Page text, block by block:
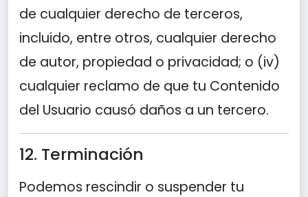
de cualquier derecho de terceros,
incluido, entre otros, cualquier derecho
de autor, propiedad o privacidad; o (iv)
cualquier reclamo de que tu Contenido
del Usuario causó daños a un tercero.
12. Terminación
Podemos rescindir o suspender tu